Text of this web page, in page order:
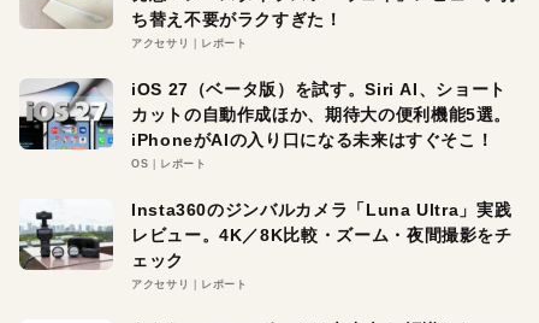
ち替え不要がラクすぎた！
アクセサリ レポート
iOS 27（ベータ版）を試す。Siri AI、ショート
カットの自動作成ほか、期待大の便利機能5選。
iPhoneがAIの入り口になる未来はすぐそこ！
OS レポート
Insta360のジンバルカメラ「Luna Ultra」実践
レビュー。4K／8K比較・ズーム・夜間撮影をチ
ェック
アクセサリ レポート